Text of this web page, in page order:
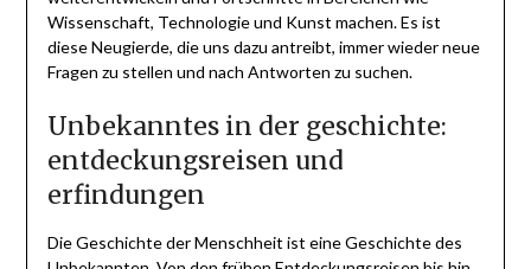
Wissenschaft, Technologie und Kunst machen. Es ist
diese Neugierde, die uns dazu antreibt, immer wieder neue
Fragen zu stellen und nach Antworten zu suchen.
Unbekanntes in der geschichte:
entdeckungsreisen und
erfindungen
Die Geschichte der Menschheit ist eine Geschichte des